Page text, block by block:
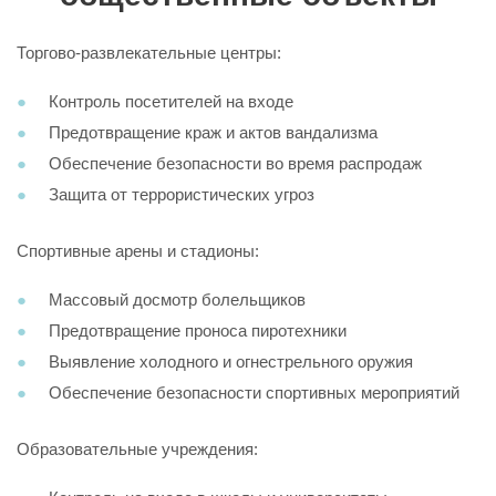
Торгово-развлекательные центры:
Контроль посетителей на входе
Предотвращение краж и актов вандализма
Обеспечение безопасности во время распродаж
Защита от террористических угроз
Спортивные арены и стадионы:
Массовый досмотр болельщиков
Предотвращение проноса пиротехники
Выявление холодного и огнестрельного оружия
Обеспечение безопасности спортивных мероприятий
Образовательные учреждения: